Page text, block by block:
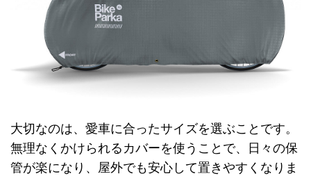
大切なのは、愛車に合ったサイズを選ぶことです。
無理なくかけられるカバーを使うことで、日々の保
管が楽になり、屋外でも安心して置きやすくなりま